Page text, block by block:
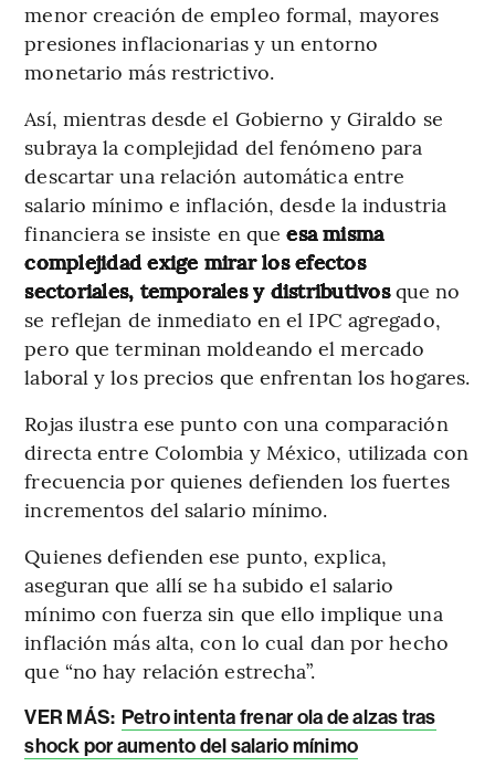
menor creación de empleo formal, mayores
presiones inflacionarias y un entorno
monetario más restrictivo.
Así, mientras desde el Gobierno y Giraldo se
subraya la complejidad del fenómeno para
descartar una relación automática entre
salario mínimo e inflación, desde la industria
financiera se insiste en queesa misma
complejidad exige mirar los efectos
sectoriales, temporales y distributivosque no
se reflejan de inmediato en el IPC agregado,
pero que terminan moldeando el mercado
laboral y los precios que enfrentan los hogares.
Rojas ilustra ese punto con una comparación
directa entre Colombia y México, utilizada con
frecuencia por quienes defienden los fuertes
incrementos del salario mínimo.
Quienes defienden ese punto, explica,
aseguran que allí se ha subido el salario
mínimo con fuerza sin que ello implique una
inflación más alta, con lo cual dan por hecho
que “no hay relación estrecha”.
VER MÁS: Petro intenta frenar ola de alzas tras
shock por aumento del salario mínimo